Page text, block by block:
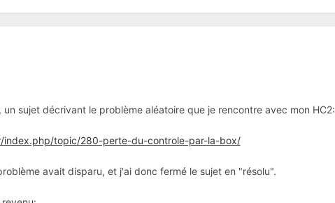
sujet décrivant le problème aléatoire que je rencontre avec mon HC2:
topic/280-perte-du-controle-par-la-box/
avait disparu, et j'ai donc fermé le sujet en "résolu".